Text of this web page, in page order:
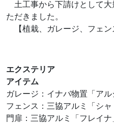
土工事から下請けとして
ただきました。
【植栽、ガレージ、フェ
エクステリア
アイテム
ガレージ：イナバ物置「アル
フェンス：三協アルミ「シャ
門扉：三協アルミ「フレイナ